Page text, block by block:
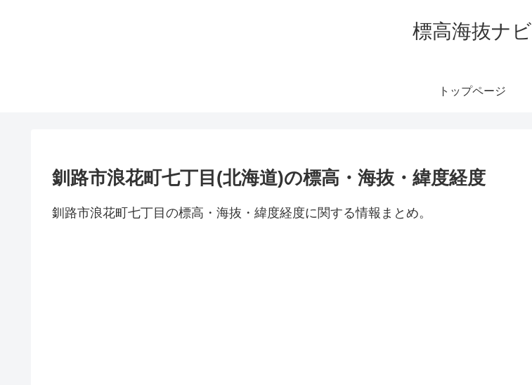
標高海抜ナビ
トップページ
釧路市浪花町七丁目(北海道)の標高・海抜・緯度経度
釧路市浪花町七丁目の標高・海抜・緯度経度に関する情報まとめ。